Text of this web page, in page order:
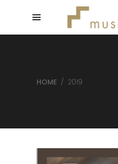
HOME / 2019